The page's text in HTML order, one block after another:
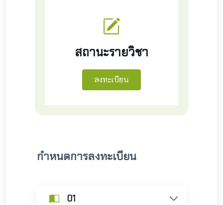
สถานะรายวิชา
กำหนดการลงทะเบียน
01